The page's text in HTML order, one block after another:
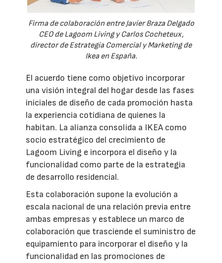
Firma de colaboración entre Javier Braza Delgado
CEO de Lagoom Living y Carlos Cocheteux,
director de Estrategia Comercial y Marketing de
Ikea en España.
El acuerdo tiene como objetivo incorporar
una visión integral del hogar desde las fases
iniciales de diseño de cada promoción hasta
la experiencia cotidiana de quienes la
habitan. La alianza consolida a IKEA como
socio estratégico del crecimiento de
Lagoom Living e incorpora el diseño y la
funcionalidad como parte de la estrategia
de desarrollo residencial.
Esta colaboración supone la evolución a
escala nacional de una relación previa entre
ambas empresas y establece un marco de
colaboración que trasciende el suministro de
equipamiento para incorporar el diseño y la
funcionalidad en las promociones de